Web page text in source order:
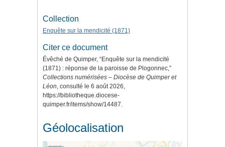
Collection
Enquête sur la mendicité (1871)
Citer ce document
Évêché de Quimper, “Enquête sur la mendicité
(1871) : réponse de la paroisse de Plogonnec,”
Collections numérisées – Diocèse de Quimper et
Léon, consulté le 6 août 2026,
https://bibliotheque.diocese-
quimper.fr/items/show/14487.
Géolocalisation